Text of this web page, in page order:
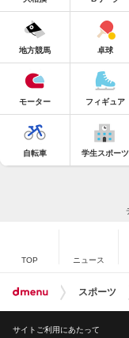
地方競馬 卓球
モーター フィギュア
自転車 学生スポーツ
TOP ニュース
スポーツ
サイトご利用にあたって